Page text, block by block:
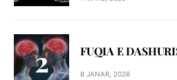
FUQIA E
8 JANAR, 2026